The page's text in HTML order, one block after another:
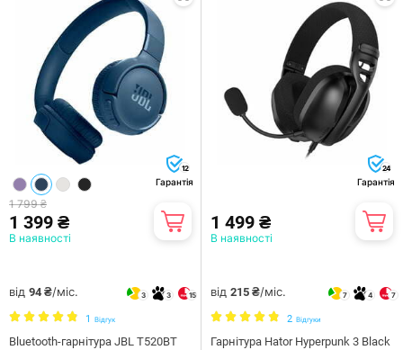
12
Гарантія
1 799 ₴
1 399 ₴
В наявності
від 94 ₴/міс. 3 3 15
1 Відгук
Bluetooth-гарнітура JBL T520BT
24
Гарантія
1 499 ₴
В наявності
від 215 ₴/міс. 7 4 7
2 Відгуки
Гарнiтура Hator Hyperpunk 3 Black